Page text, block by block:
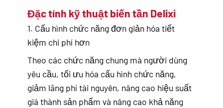
Đặc tính kỹ thuật biến tần Delixi
1. Cấu hình chức năng đơn giản hóa tiết
kiệm chi phí hơn
Theo các chức năng chung mà người dùng
yêu cầu, tối ưu hóa cấu hình chức năng,
giảm lãng phí tài nguyên, nâng cao hiệu suất
giá thành sản phẩm và nâng cao khả năng